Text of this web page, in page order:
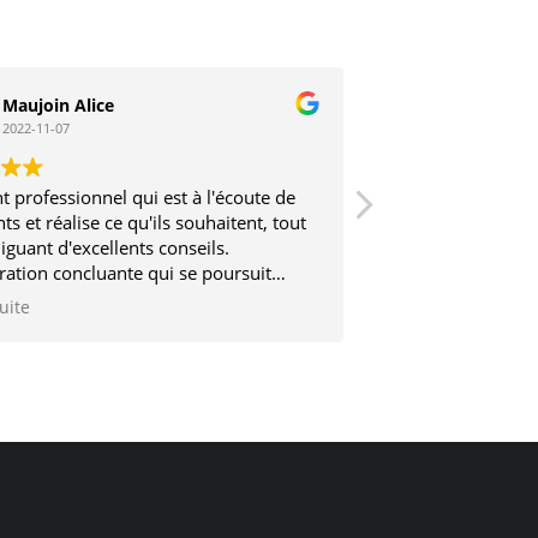
Maujoin Alice
2022-11-07
professionnel qui est à l'écoute de
et réalise ce qu'ils souhaitent, tout
d'excellents conseils.
concluante qui se poursuit